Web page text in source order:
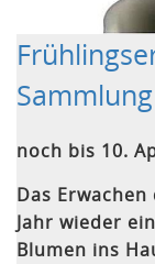
noch bis 10.
Das
Jahr wieder
Blumen ins